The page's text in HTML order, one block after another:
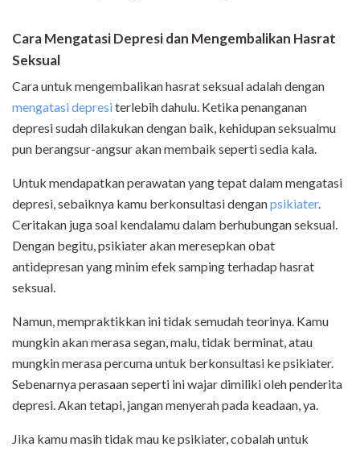
Cara Mengatasi Depresi dan Mengembalikan Hasrat
Seksual
Cara untuk mengembalikan hasrat seksual adalah dengan
mengatasi depresiterlebih dahulu. Ketika penanganan
depresi sudah dilakukan dengan baik, kehidupan seksualmu
pun berangsur-angsur akan membaik seperti sedia kala.
Untuk mendapatkan perawatan yang tepat dalam mengatasi
depresi, sebaiknya kamu berkonsultasi denganpsikiater.
Ceritakan juga soal kendalamu dalam berhubungan seksual.
Dengan begitu, psikiater akan meresepkan obat
antidepresan yang minim efek samping terhadap hasrat
seksual.
Namun, mempraktikkan ini tidak semudah teorinya. Kamu
mungkin akan merasa segan, malu, tidak berminat, atau
mungkin merasa percuma untuk berkonsultasi ke psikiater.
Sebenarnya perasaan seperti ini wajar dimiliki oleh penderita
depresi. Akan tetapi, jangan menyerah pada keadaan, ya.
Jika kamu masih tidak mau ke psikiater, cobalah untuk